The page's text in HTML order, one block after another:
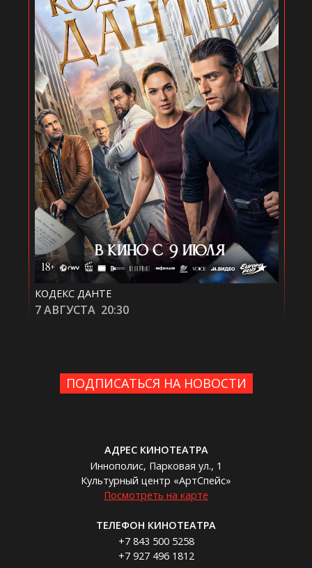
КОДЕКС ДАНТЕ
7 АВГУСТА 20:30 8
ПОДПИСАТЬСЯ НА НОВОСТИ
АДРЕС КИНОТЕАТРА
Иннополис, Парковая ул., 1
Культурный центр «АртСпейс»
Посмотреть на карте
ТЕЛЕФОН КИНОТЕАТРА
+7 843 500 5258
+7 927 496 1812